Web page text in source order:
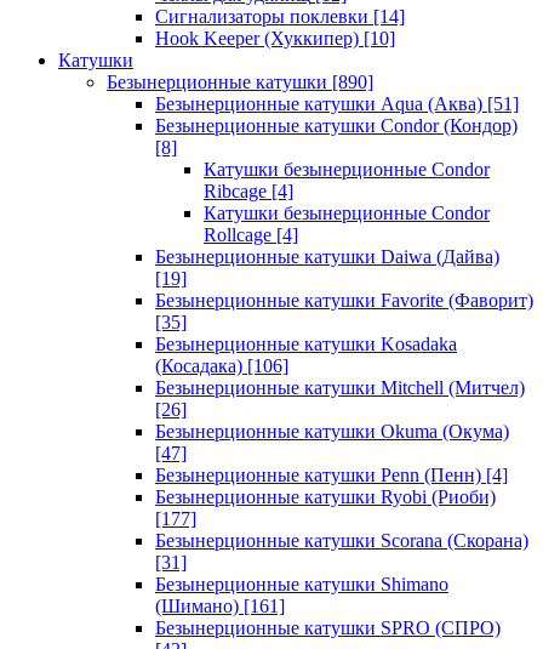
Сигнализаторы поклевки [14]
Hook Keeper (Хуккипер) [10]
Катушки
Безынерционные катушки [890]
Безынерционные катушки Aqua (Аква) [51]
Безынерционные катушки Condor (Кондор)
[8]
Катушки безынерционные Condor
Ribcage [4]
Катушки безынерционные Condor
Rollcage [4]
Безынерционные катушки Daiwa (Дайва)
[19]
Безынерционные катушки Favorite (Фаворит)
[35]
Безынерционные катушки Kosadaka
(Косадака) [106]
Безынерционные катушки Mitchell (Митчел)
[26]
Безынерционные катушки Okuma (Окума)
[47]
Безынерционные катушки Penn (Пенн) [4]
Безынерционные катушки Ryobi (Риоби)
[177]
Безынерционные катушки Scorana (Скорана)
[31]
Безынерционные катушки Shimano
(Шимано) [161]
Безынерционные катушки SPRO (СПРО)